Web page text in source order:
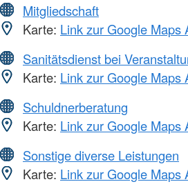
Mitgliedschaft
Karte: Link zur Google Maps
Sanitätsdienst bei
Karte: Link zur Google Maps
Schuldnerberatung
Karte: Link zur Google Maps
Sonstige diverse Leistungen
Karte: Link zur Google Maps